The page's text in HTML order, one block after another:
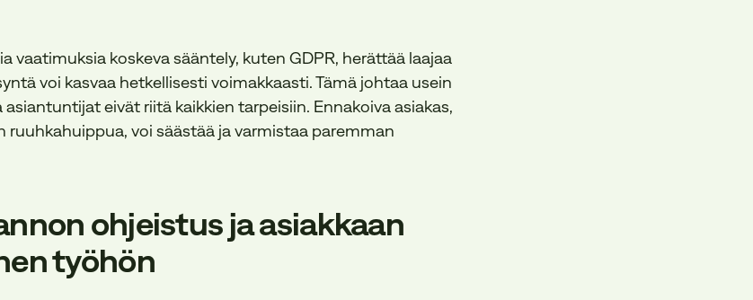
vaatimuksia koskeva sääntely, kuten GDPR, herättää laajaa
voi kasvaa hetkellisesti voimakkaasti. Tämä johtaa usein
eivät riitä kaikkien tarpeisiin. Ennakoiva asiakas,
ruuhkahuippua, voi säästää ja varmistaa paremman
ohjeistus ja asiakkaan
työhön